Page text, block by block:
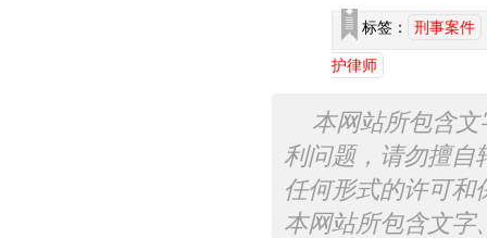
标签： 刑事案件
护律师
本网站所包含
利问题，请勿擅自
任何形式的许可和
本网站所包含文字